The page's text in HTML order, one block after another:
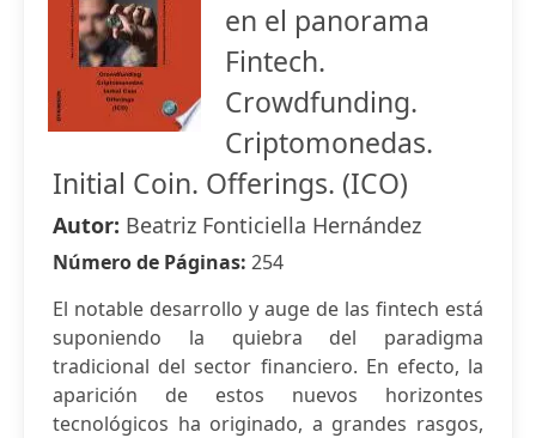
en el panorama
Fintech.
Crowdfunding.
Criptomonedas.
Initial Coin. Offerings. (ICO)
Autor: Beatriz Fonticiella Hernández
Número de Páginas: 254
El notable desarrollo y auge de las fintech está
suponiendo la quiebra del paradigma
tradicional del sector financiero. En efecto, la
aparición de estos nuevos horizontes
tecnológicos ha originado, a grandes rasgos,